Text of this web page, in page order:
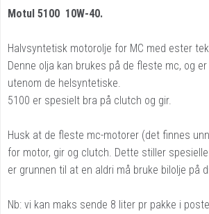
Motul 5100 10W-40.
Halvsyntetisk motorolje for MC med ester
Denne olja kan brukes på de fleste mc, og
utenom de helsyntetiske.
5100 er spesielt bra på clutch og gir.
Husk at de fleste mc-motorer (det finnes
for motor, gir og clutch. Dette stiller
er grunnen til at en aldri må bruke bilolje på
Nb: vi kan maks sende 8 liter pr pakke i